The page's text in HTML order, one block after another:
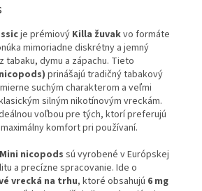
je prémiový Killa žuvakvo formáte
mimoriadne diskrétny a jemný
dymu a zápachu. Tieto
prinášajú tradičný tabakový
suchým charakterom a veľmi
silným nikotínovým vreckám.
voľbou pre tých, ktorí preferujú
komfort pri používaní.
nicopods sú vyrobené v Európskej
a precízne spracovanie. Ide o
vrecká na trhu, ktoré obsahujú 6 mg